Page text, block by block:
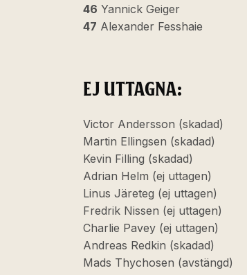
46 Yannick Geiger
47 Alexander Fesshaie
EJ UTTAGNA:
Victor Andersson (skadad)
Martin Ellingsen (skadad)
Kevin Filling (skadad)
Adrian Helm (ej uttagen)
Linus Järeteg (ej uttagen)
Fredrik Nissen (ej uttagen)
Charlie Pavey (ej uttagen)
Andreas Redkin (skadad)
Mads Thychosen (avstängd)